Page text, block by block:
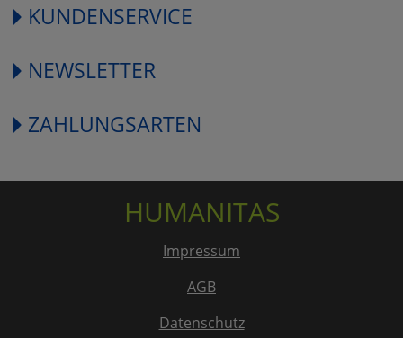
KUNDENSERVICE
NEWSLETTER
ZAHLUNGSARTEN
HUMANITAS
Impressum
AGB
Datenschutz